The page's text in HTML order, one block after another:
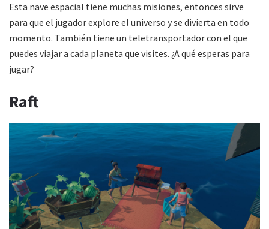
Esta nave espacial tiene muchas misiones, entonces sirve
para que el jugador explore el universo y se divierta en todo
momento. También tiene un teletransportador con el que
puedes viajar a cada planeta que visites. ¿A qué esperas para
jugar?
Raft